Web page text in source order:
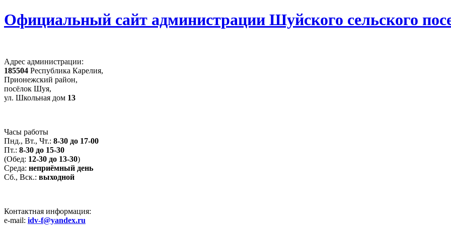
Официальный сайт администрации Шуйского сельского
Адрес администрации:
185504 Республика Карелия,
Прионежский район,
посёлок Шуя,
ул. Школьная дом 13
Часы работы
Пнд., Вт., Чт.: 8-30 до 17-00
Пт.: 8-30 до 15-30
(Обед: 12-30 до 13-30)
Среда: неприёмный день
Сб., Вск.: выходной
Контактная информация:
e-mail: idv-f@yandex.ru